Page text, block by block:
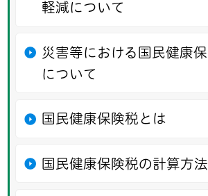
軽減について
災害等における国民健康
について
国民健康保険税とは
国民健康保険税の計算方法